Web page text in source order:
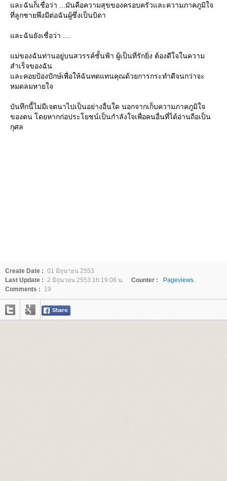
ละฉันก็เชื่อว่า ...มันคือความสุขของครอบครัวและความภาคภูมิใจ
ที่ลูกชายพึงมีต่อฉันผู้ซึ่งเป็นบิดา
ละฉันยังเชื่อว่า ....
ม่ของฉันท่านอยู่บนสวรรค์ชั้นฟ้า ผู้เป็นที่รักยิ่ง ต้องดีใจในความ
สำเร็จของฉัน
ละคอยป้องปักษ์เพื่อให้ฉันทดแทนคุณด้วยการกระทำดีจนกว่าจะ
หมดลมหายใจ
บันทึกนี้ไม่มีเจตนาไปเป็นอย่างอื่นใด นอกจากเก็บความภาคภูมิใจ
ของตน โดยหากก่อประโยชน์เป็นกำลังใจเพื่อคนอื่นที่ได้อ่านถือเป็น
กุศล
Create Date : 01 มิถุนายน 2553
Last Update : 2 มิถุนายน 2553 16:19:08 น. Counter :
Pageviews.
Comments :
19